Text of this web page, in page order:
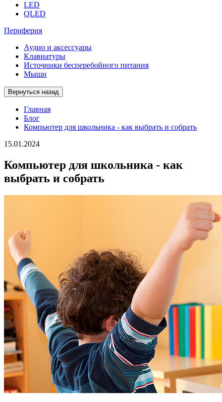
LED
QLED
Периферия
Аудио и аксессуары
Клавиатуры
Источники бесперебойного питания
Мыши
Вернуться назад
Главная
Блог
Компьютер для школьника - как выбрать и собрать
15.01.2024
Компьютер для школьника - как
выбрать и собрать